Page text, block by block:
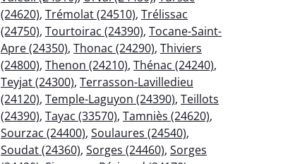
(24620), Trémolat (24510), Trélissac
(24750), Tourtoirac (24390), Tocane-Saint-
Apre (24350), Thonac (24290), Thiviers
(24800), Thenon (24210), Thénac (24240),
Teyjat (24300), Terrasson-Lavilledieu
(24120), Temple-Laguyon (24390), Teillots
(24390), Tayac (33570), Tamniès (24620),
Sourzac (24400), Soulaures (24540),
Soudat (24360), Sorges (24460), Sorges